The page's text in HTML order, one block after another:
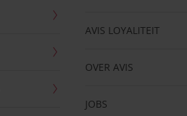
AVIS LOYALITEIT
OVER AVIS
JOBS